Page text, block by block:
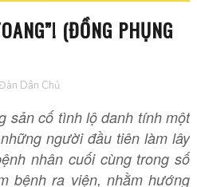
(ĐỒNG PHỤNG
Dân Chủ
sản cố tình lộ danh tính một
người đầu tiên làm lây
nhân cuối cùng trong số
bệnh ra viện, nhằm hướng